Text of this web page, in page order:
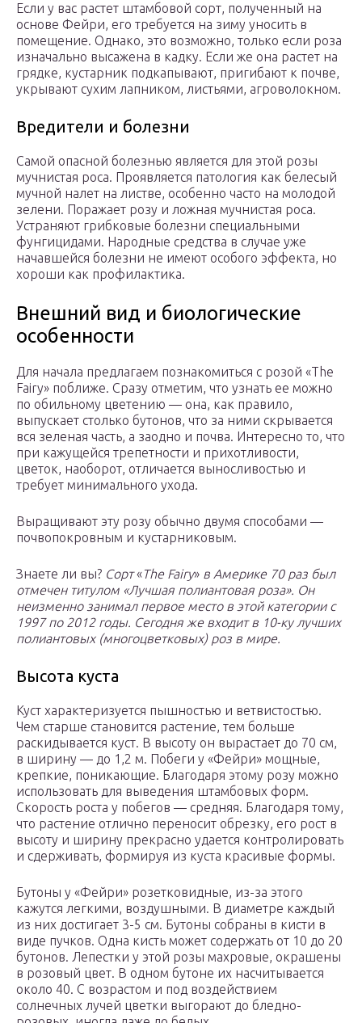
Если у вас растет штамбовой сорт, полученный на
основе Фейри, его требуется на зиму уносить в
помещение. Однако, это возможно, только если роза
изначально высажена в кадку. Если же она растет на
грядке, кустарник подкапывают, пригибают к почве,
укрывают сухим лапником, листьями, агроволокном.
Вредители и болезни
Самой опасной болезнью является для этой розы
мучнистая роса. Проявляется патология как белесый
мучной налет на листве, особенно часто на молодой
зелени. Поражает розу и ложная мучнистая роса.
Устраняют грибковые болезни специальными
фунгицидами. Народные средства в случае уже
начавшейся болезни не имеют особого эффекта, но
хороши как профилактика.
Внешний вид и биологические
особенности
Для начала предлагаем познакомиться с розой «The
Fairy» поближе. Сразу отметим, что узнать ее можно
по обильному цветению — она, как правило,
выпускает столько бутонов, что за ними скрывается
вся зеленая часть, а заодно и почва. Интересно то, что
при кажущейся трепетности и прихотливости,
цветок, наоборот, отличается выносливостью и
требует минимального ухода.
Выращивают эту розу обычно двумя способами —
почвопокровным и кустарниковым.
Знаете ли вы? Сорт«The Fairy» в Америке 70 раз был
отмечен титулом «Лучшая полиантовая роза». Он
неизменно занимал первое место в этой категории с
1997 по 2012 годы. Сегодня же входит в 10-ку лучших
полиантовых (многоцветковых) роз в мире.
Высота куста
Куст характеризуется пышностью и ветвистостью.
Чем старше становится растение, тем больше
раскидывается куст. В высоту он вырастает до 70 см,
в ширину — до 1,2 м. Побеги у «Фейри» мощные,
крепкие, поникающие. Благодаря этому розу можно
использовать для выведения штамбовых форм.
Скорость роста у побегов — средняя. Благодаря тому,
что растение отлично переносит обрезку, его рост в
высоту и ширину прекрасно удается контролировать
и сдерживать, формируя из куста красивые формы.
Бутоны у «Фейри» розетковидные, из-за этого
кажутся легкими, воздушными. В диаметре каждый
из них достигает 3-5 см. Бутоны собраны в кисти в
виде пучков. Одна кисть может содержать от 10 до 20
бутонов. Лепестки у этой розы махровые, окрашены
в розовый цвет. В одном бутоне их насчитывается
около 40. С возрастом и под воздействием
солнечных лучей цветки выгорают до бледно-